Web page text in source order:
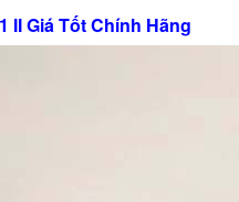
II Giá Tốt Chính Hãng